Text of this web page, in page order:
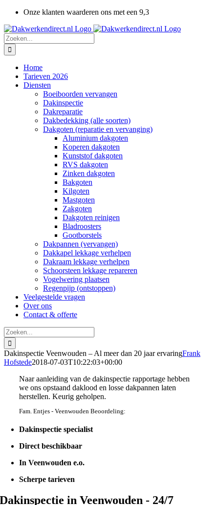
inhoud
Onze klanten waarderen ons met een 9,3
Zoeken
naar:
Home
Tarieven 2026
Diensten
Boeiboorden vervangen
Dakinspectie
Dakreparatie
Dakbedekking (alle soorten)
Dakgoten (reparatie en vervanging)
Aluminium dakgoten
Koperen dakgoten
Kunststof dakgoten
RVS dakgoten
Zinken dakgoten
Bakgoten
Kilgoten
Mastgoten
Zakgoten
Dakgoten reinigen
Bladroosters
Gootborstels
Dakpannen (vervangen)
Dakkapel lekkage verhelpen
Dakraam lekkage verhelpen
Schoorsteen lekkage repareren
Vogelwering plaatsen
Regenpijp (ontstoppen)
Veelgestelde vragen
Over ons
Contact & offerte
Zoeken
naar:
Dakinspectie Veenwouden – Al meer dan 20 jaar ervaringFrank
Hofstede2018-07-03T10:22:03+00:00
Naar aanleiding van de dakinspectie rapportage hebben
we ons opstaand daklood en losse dakpannen laten
herstellen. Keurig geholpen.
Fam. Entjes - Veenwouden Beoordeling:
Dakinspectie specialist
Direct beschikbaar
In Veenwouden e.o.
Scherpe tarieven
Dakinspectie in Veenwouden - 24/7